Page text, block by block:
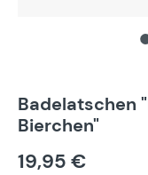
Badelatschen
Bierchen"
19,95 €